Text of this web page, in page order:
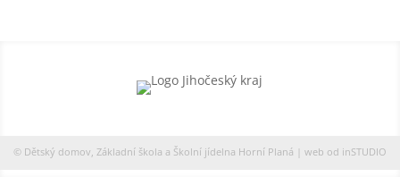
© Dětský domov, Základní škola a Školní jídelna Horní Planá | web od inSTUDIO